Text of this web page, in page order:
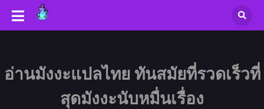
อ่านมังงะแปลไทย ทันสมัยที่รวดเร็วที่
สุดมังงะนับหมื่นเรื่อง